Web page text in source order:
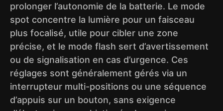
prolonger l’autonomie de la batterie. Le mode
spot concentre la lumière pour un faisceau
plus focalisé, utile pour cibler une zone
précise, et le mode flash sert d’avertissement
ou de signalisation en cas d’urgence. Ces
réglages sont généralement gérés via un
interrupteur multi-positions ou une séquence
d’appuis sur un bouton, sans exigence